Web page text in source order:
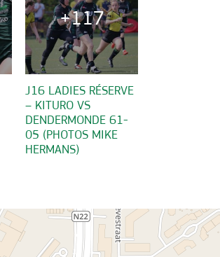
+117
J16 LADIES RÉSERVE
– KITURO VS
DENDERMONDE 61-
05 (PHOTOS MIKE
HERMANS)